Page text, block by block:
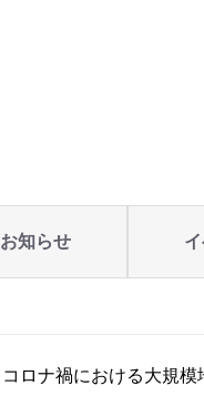
お知らせ
コロナ禍における大規